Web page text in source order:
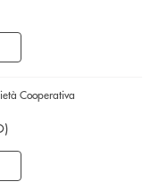
Cooperativa